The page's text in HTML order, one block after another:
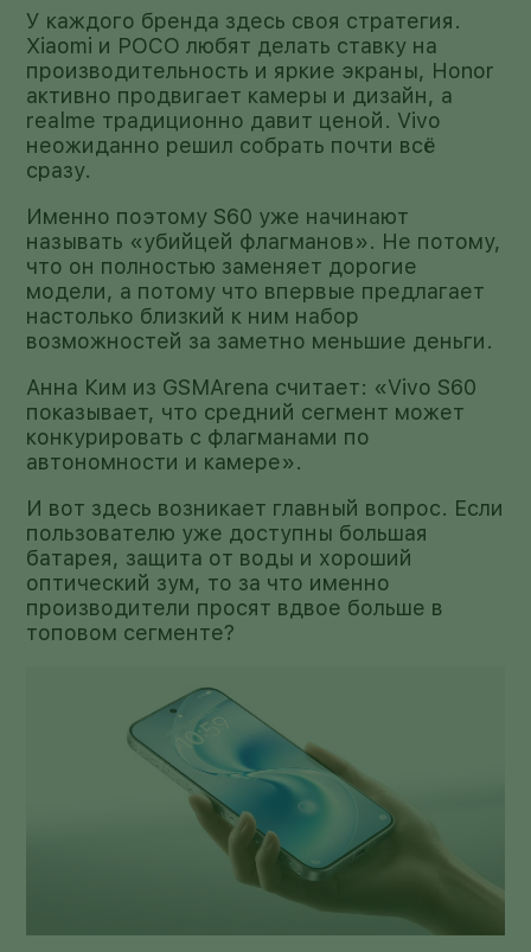
У каждого бренда здесь своя стратегия.
Xiaomi и POCO любят делать ставку на
производительность и яркие экраны, Honor
активно продвигает камеры и дизайн, а
realme традиционно давит ценой. Vivo
неожиданно решил собрать почти всё
сразу.
Именно поэтому S60 уже начинают
называть «убийцей флагманов». Не потому,
что он полностью заменяет дорогие
модели, а потому что впервые предлагает
настолько близкий к ним набор
возможностей за заметно меньшие деньги.
Анна Ким из GSMArena считает: «Vivo S60
показывает, что средний сегмент может
конкурировать с флагманами по
автономности и камере».
И вот здесь возникает главный вопрос. Если
пользователю уже доступны большая
батарея, защита от воды и хороший
оптический зум, то за что именно
производители просят вдвое больше в
топовом сегменте?